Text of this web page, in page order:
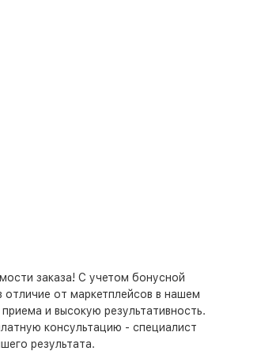
заказа! С учетом бонусной
от маркетплейсов в нашем
и высокую результативность.
консультацию - специалист
результата.